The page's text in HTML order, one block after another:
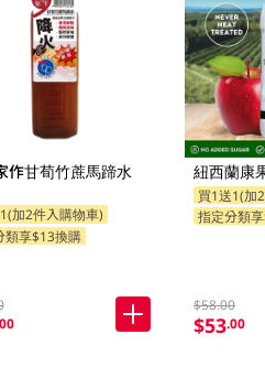
作甘荀竹蔗馬蹄水
加2件入購物車)
類享$13換購
紐西蘭康
買1送1(加
指定分類
$58.00
$53.00